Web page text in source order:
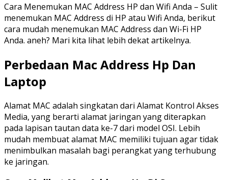
Cara Menemukan MAC Address HP dan Wifi Anda – Sulit
menemukan MAC Address di HP atau Wifi Anda, berikut
cara mudah menemukan MAC Address dan Wi-Fi HP
Anda. aneh? Mari kita lihat lebih dekat artikelnya.
Perbedaan Mac Address Hp Dan
Laptop
Alamat MAC adalah singkatan dari Alamat Kontrol Akses
Media, yang berarti alamat jaringan yang diterapkan
pada lapisan tautan data ke-7 dari model OSI. Lebih
mudah membuat alamat MAC memiliki tujuan agar tidak
menimbulkan masalah bagi perangkat yang terhubung
ke jaringan.